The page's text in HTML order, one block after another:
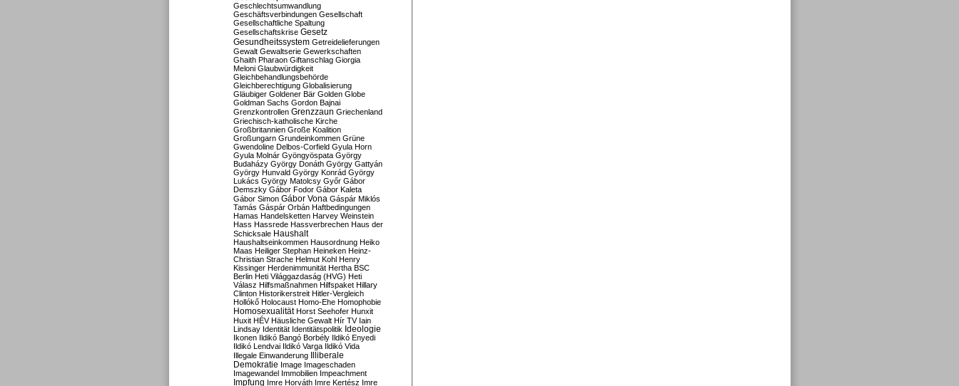
Geschlechtsumwandlung
Geschäftsverbindungen Gesellschaft
Gesellschaftliche Spaltung
Gesellschaftskrise Gesetz
Gesundheitssystem Getreidelieferungen
Gewalt Gewaltserie Gewerkschaften
Ghaith Pharaon Giftanschlag Giorgia
Meloni Glaubwürdigkeit
Gleichbehandlungsbehörde
Gleichberechtigung Globalisierung
Gläubiger Goldener Bär Golden Globe
Goldman Sachs Gordon Bajnai
Grenzkontrollen Grenzzaun Griechenland
Griechisch-katholische Kirche
Großbritannien Große Koalition
Großungarn Grundeinkommen Grüne
Gwendoline Delbos-Corfield Gyula Horn
Gyula Molnár Gyöngyöspata György
Budaházy György Donáth György Gattyán
György Hunvald György Konrád György
Lukács György Matolcsy Győr Gábor
Demszky Gábor Fodor Gábor Kaleta
Gábor Simon Gábor Vona Gáspár Miklós
Tamás Gáspár Orbán Haftbedingungen
Hamas Handelsketten Harvey Weinstein
Hass Hassrede Hassverbrechen Haus der
Schicksale Haushalt
Haushaltseinkommen Hausordnung Heiko
Maas Heiliger Stephan Heineken Heinz-
Christian Strache Helmut Kohl Henry
Kissinger Herdenimmunität Hertha BSC
Berlin Heti Világgazdaság (HVG) Heti
Válasz Hilfsmaßnahmen Hilfspaket Hillary
Clinton Historikerstreit Hitler-Vergleich
Hollókő Holocaust Homo-Ehe Homophobie
Homosexualität Horst Seehofer Hunxit
Huxit HÉV Häusliche Gewalt Hír TV Iain
Lindsay Identität Identitätspolitik Ideologie
Ikonen Ildikó Bangó Borbély Ildikó Enyedi
Ildikó Lendvai Ildikó Varga Ildikó Vida
Illegale Einwanderung Illiberale
Demokratie Image Imageschaden
Imagewandel Immobilien Impeachment
Impfung Imre Horváth Imre Kertész Imre